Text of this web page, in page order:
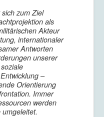
zum Ziel
als
Akteur
internationaler
Antworten
unserer
–
Orientierung
Immer
werden